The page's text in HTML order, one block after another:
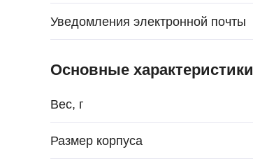
Уведомления электронной почты
Основные характеристики
Вес, г
Размер корпуса